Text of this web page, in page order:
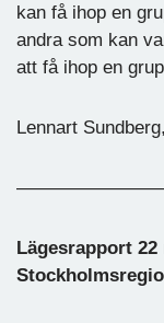
kan få ihop en
andra som kan
att få ihop en
Lennart Sundberg,
Lägesrapport